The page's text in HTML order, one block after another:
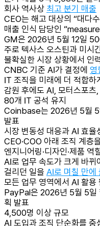
회사 역사상 최고 분기 매출
CEO는 해고 대상의 “대다
매출 인식 담당인
GM은 2026년 5월 12일
주로 텍사스 오스틴과 미시
불확실한 시장 상황에서 인
CNBC 기준 AI가 결정에 영
IT 조직을 미래에 더 적합
감원 후에도 AI, 모터스포츠
80개 IT 공석 유지
Coinbase는 2026년 5월 5
발표
시장 변동성 대응과 AI 효율
CEO·COO 아래 조직 계층
엔지니어링·디자인·제품 역
AI로 업무 속도가 크게 바뀌
걸리던 일을 AI로 며칠 만에
모든 업무 영역에서 AI 활용
PayPal은 2026년 5월 5일
획 발표
4,500명 이상 규모
AI 도입과 조직 단순화를 중